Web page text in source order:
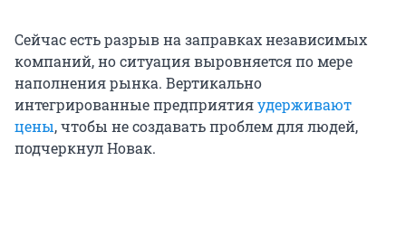
Сейчас есть разрыв на заправках независимых
компаний, но ситуация выровняется по мере
наполнения рынка. Вертикально
интегрированные предприятияудерживают
цены, чтобы не создавать проблем для людей,
подчеркнул Новак.